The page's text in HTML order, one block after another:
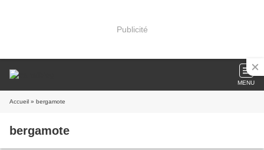
Publicité
MENU
Accueil » bergamote
bergamote